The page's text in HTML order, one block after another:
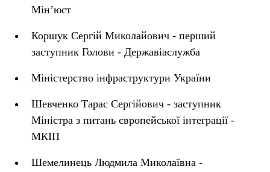
Мін’юст
Коршук Сергій Миколайович - перший
заступник Голови - Державіаслужба
Міністерство інфраструктури України
Шевченко Тарас Сергійович - заступник
Міністра з питань європейської інтеграції -
МКІП
Шемелинець Людмила Миколаївна -